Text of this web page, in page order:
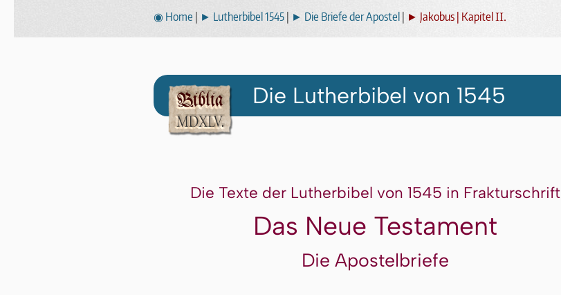
◉ Home ► Lutherbibel 1545 ► Die Briefe der Apostel ► Jakobus | Kapitel II.
Die Lutherbibel von 1545
Die Texte der Lutherbibel von 1545 in Frakturschrift
Das Neue Testament
Die Apostelbriefe